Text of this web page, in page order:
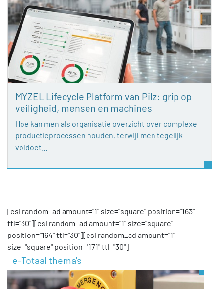
MYZEL Lifecycle Platform van Pilz: grip op
veiligheid, mensen en machines
Hoe kan men als organisatie overzicht over complexe
productieprocessen houden, terwijl men tegelijk
voldoet…
[esi random_ad amount="1" size="square" position="163"
ttl="30"][esi random_ad amount="1" size="square"
position="164" ttl="30"][esi random_ad amount="1"
size="square" position="171" ttl="30"]
e-Totaal thema's